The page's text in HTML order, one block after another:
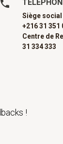
Siège social
+216 31 351
Centre de
31 334 333
!